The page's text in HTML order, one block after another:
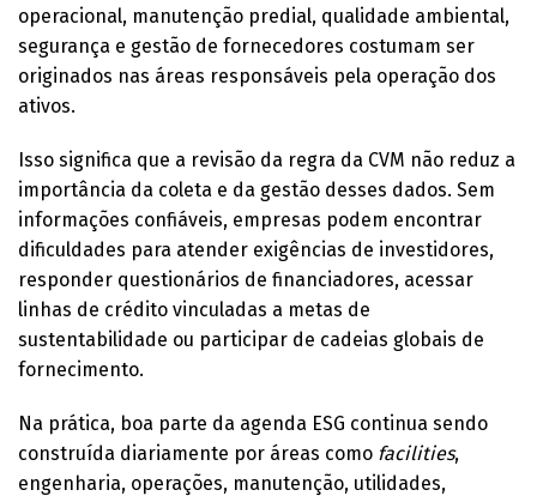
operacional, manutenção predial, qualidade ambiental,
segurança e gestão de fornecedores costumam ser
originados nas áreas responsáveis pela operação dos
ativos.
Isso significa que a revisão da regra da CVM não reduz a
importância da coleta e da gestão desses dados. Sem
informações confiáveis, empresas podem encontrar
dificuldades para atender exigências de investidores,
responder questionários de financiadores, acessar
linhas de crédito vinculadas a metas de
sustentabilidade ou participar de cadeias globais de
fornecimento.
Na prática, boa parte da agenda ESG continua sendo
construída diariamente por áreas como facilities,
engenharia, operações, manutenção, utilidades,